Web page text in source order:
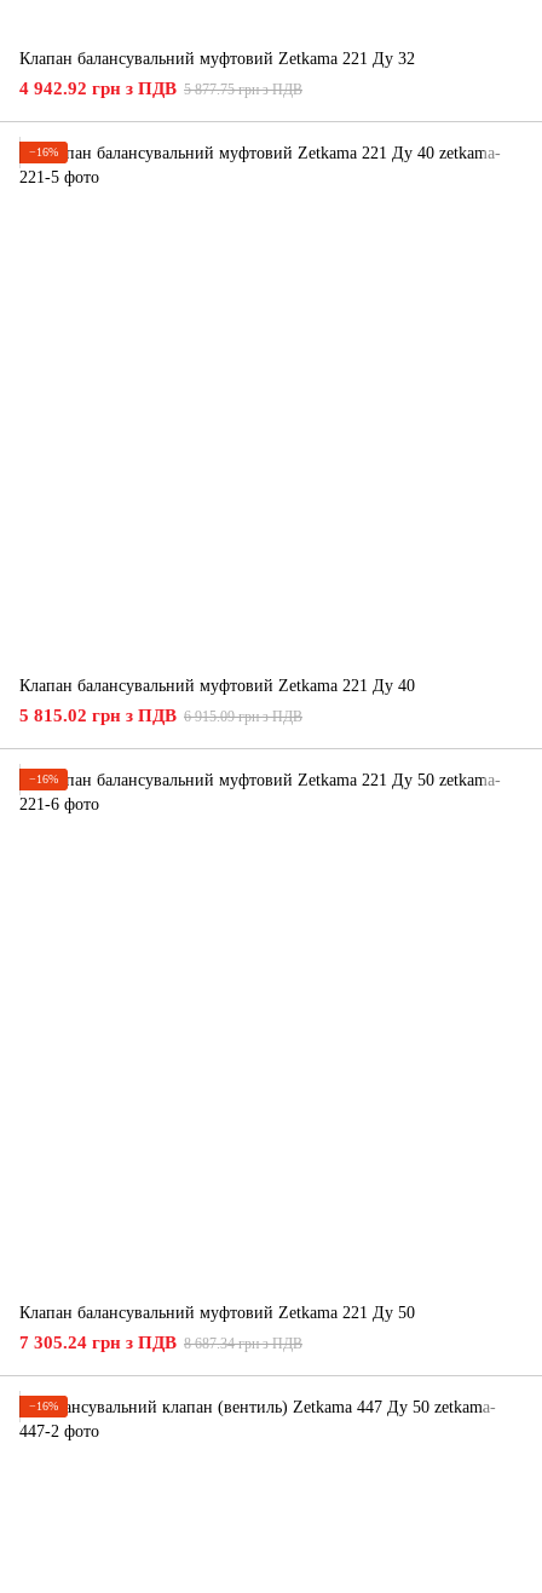
Клапан балансувальний муфтовий Zetkama 221 Ду 32
4 942.92 грн з ПДВ 5 877.75 грн з ПДВ
−16%
Клапан балансувальний муфтовий Zetkama 221 Ду 40
5 815.02 грн з ПДВ 6 915.09 грн з ПДВ
−16%
Клапан балансувальний муфтовий Zetkama 221 Ду 50
7 305.24 грн з ПДВ 8 687.34 грн з ПДВ
−16%